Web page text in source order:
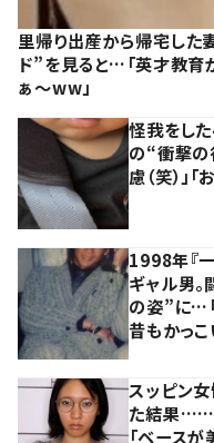
里帰り出産から帰宅した
ド”を見ると…「英才教育
ぁ～ww」
怪我をし
の“衝撃
慮（笑）」
1998年『
ギャル男
の姿”に…「
昔もかっこ
スッピン
た結果……
「ベースが